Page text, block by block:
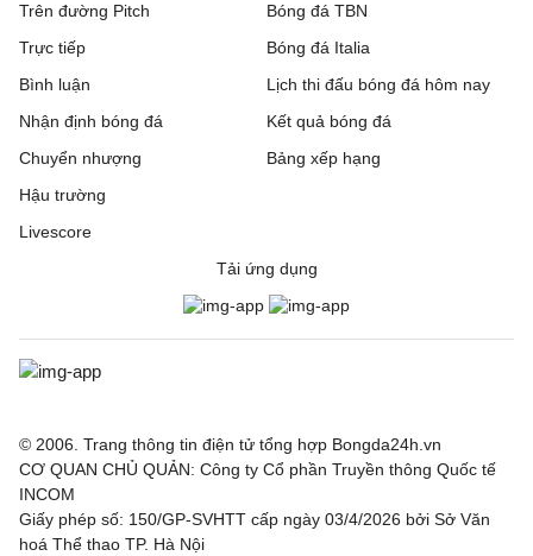
Trên đường Pitch
Trực tiếp
Bóng đá TBN
Bóng đá Italia
Bình luận
Nhận định bóng đá
Chuyển nhượng
Hậu trường
Livescore
Lịch thi đấu bóng đá hôm nay
Kết quả bóng đá
Bảng xếp hạng
Tải ứng dụng
© 2006. Trang thông tin điện tử tổng hợp Bongda24h.vn
CƠ QUAN CHỦ QUẢN: Công ty Cổ phần Truyền thông Quốc tế
INCOM
Giấy phép số: 150/GP-SVHTT cấp ngày 03/4/2026 bởi Sở Văn
hoá Thể thao TP. Hà Nội